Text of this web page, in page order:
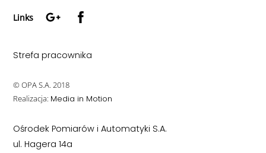
Links
Google+
Strefa pracownika
© OPA S.A. 2018
Realizacja: Media in Motion
Ośrodek Pomiarów i Automatyki S.A.
ul. Hagera 14a